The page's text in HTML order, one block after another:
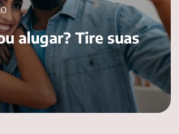
alugar? Tire suas